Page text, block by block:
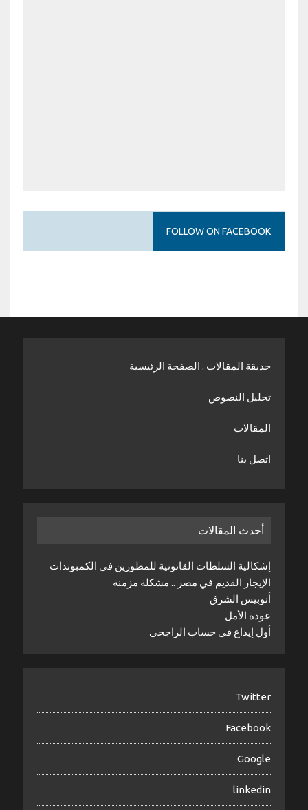
FOLLOW ON FACEBOOK
حديقة المقالات . الصفحة الرئيسية
تحليل النصوص
المقالات
اتصل بنا
أحدث المقالات
إشكالية السلطات القانونية للمطورين في الكمبوندات
الإيجار القديم في مصر .. مشكلة مزمنة
أنوبيس الشرق
عودة الأمل
أول إيداع في حساب الراجحي
Twitter
Facebook
Google
linkedin